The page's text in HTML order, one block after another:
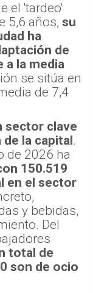
el 'tardeo'
5,6 años, su
ha
de
a la media
se sitúa en
de 7,4
sector clave
la capital .
de 2026 ha
150.519
en el sector
y bebidas,
Del
total de
son de ocio